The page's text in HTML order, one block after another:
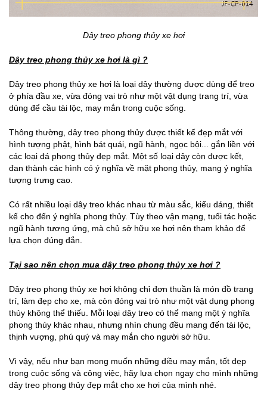
Dây treo phong thủy xe hơi
Dây treo phong thủy xe hơi là gì ?
Dây treo phong thủy xe hơi là loại dây thường được dùng để treo
ở phía đầu xe, vừa đóng vai trò như một vật dụng trang trí, vừa
dùng để cầu tài lộc, may mắn trong cuộc sống.
Thông thường, dây treo phong thủy được thiết kế đẹp mắt với
hình tượng phật, hình bát quái, ngũ hành, ngọc bội... gắn liền với
các loại đá phong thủy đẹp mắt. Một số loại dây còn được kết,
đan thành các hình có ý nghĩa về mặt phong thủy, mang ý nghĩa
tượng trưng cao.
Có rất nhiều loại dây treo khác nhau từ màu sắc, kiểu dáng, thiết
kế cho đến ý nghĩa phong thủy. Tùy theo vận mạng, tuổi tác hoặc
ngũ hành tương ứng, mà chủ sở hữu xe hơi nên tham khảo để
lựa chọn đúng đắn.
Tại sao nên chọn mua dây treo phong thủy xe hơi ?
Dây treo phong thủy xe hơi không chỉ đơn thuần là món đồ trang
trí, làm đẹp cho xe, mà còn đóng vai trò như một vật dụng phong
thủy không thể thiếu. Mỗi loại dây treo có thể mang một ý nghĩa
phong thủy khác nhau, nhưng nhìn chung đều mang đến tài lộc,
thịnh vượng, phú quý và may mắn cho người sở hữu.
Vì vậy, nếu như bạn mong muốn những điều may mắn, tốt đẹp
trong cuộc sống và công việc, hãy lựa chọn ngay cho mình những
dây treo phong thủy đẹp mắt cho xe hơi của mình nhé.